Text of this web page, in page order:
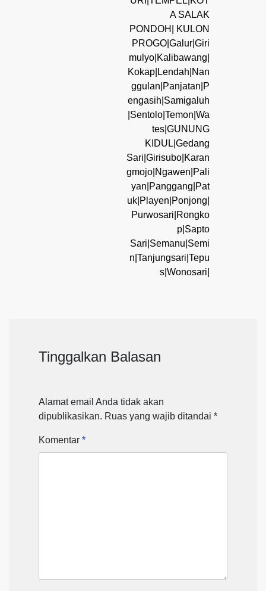
A SALAK
PONDOH| KULON
PROGO|Galur|Giri
mulyo|Kalibawang|
Kokap|Lendah|Nan
ggulan|Panjatan|P
engasih|Samigaluh
|Sentolo|Temon|Wa
tes|GUNUNG
KIDUL|Gedang
Sari|Girisubo|Karan
gmojo|Ngawen|Pali
yan|Panggang|Pat
uk|Playen|Ponjong|
Purwosari|Rongko
p|Sapto
Sari|Semanu|Semi
n|Tanjungsari|Tepu
s|Wonosari|
Tinggalkan Balasan
Alamat email Anda tidak akan
dipublikasikan. Ruas yang wajib ditandai *
Komentar *